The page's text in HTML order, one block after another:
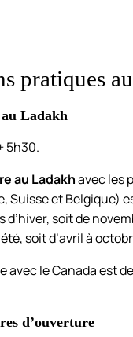
pratiques
Ladakh
5h30.
au Ladakhavec les
Suisse et Belgique)
soit de
soit d’avril à
avec le Canada est
d’ouverture